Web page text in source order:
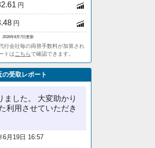
円
円
2026年8月7日更新
行会社毎の両替手数料が加算され
トは こちらで確認できます。
の受取レポート
ました。 大変助かり
利用させていただき
6月19日 16:57